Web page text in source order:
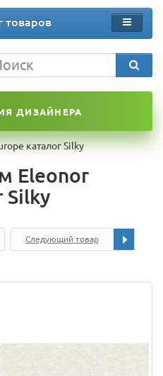
товаров
ДИЗАЙНЕРА
каталог Silky
Eleonor
Silky
Следующий товар